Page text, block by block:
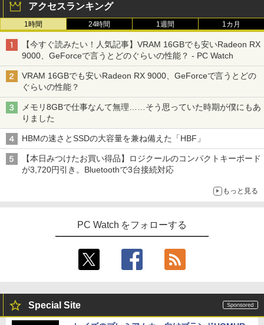
アクセスランキング
1時間 24時間 1週間 1カ月
【今すぐ読みたい！人気記事】VRAM 16GBでも安いRadeon RX
9000、GeForceで言うとどのぐらいの性能？ - PC Watch
VRAM 16GBでも安いRadeon RX 9000、GeForceで言うとどの
ぐらいの性能？
メモリ8GBで仕事なんて無理……そう思っていた時期が僕にもあ
りました
HBMの速さとSSDの大容量を兼ね備えた「HBF」
【本日みつけたお買い得品】ロジクールのコンパクトキーボード
が3,720円引き。Bluetoothで3台接続対応
もっと見る
PC Watch をフォローする
Special Site